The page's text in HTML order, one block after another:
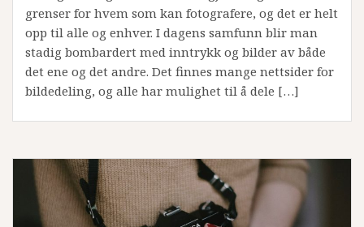
grenser for hvem som kan fotografere, og det er helt
opp til alle og enhver. I dagens samfunn blir man
stadig bombardert med inntrykk og bilder av både
det ene og det andre. Det finnes mange nettsider for
bildedeling, og alle har mulighet til å dele […]